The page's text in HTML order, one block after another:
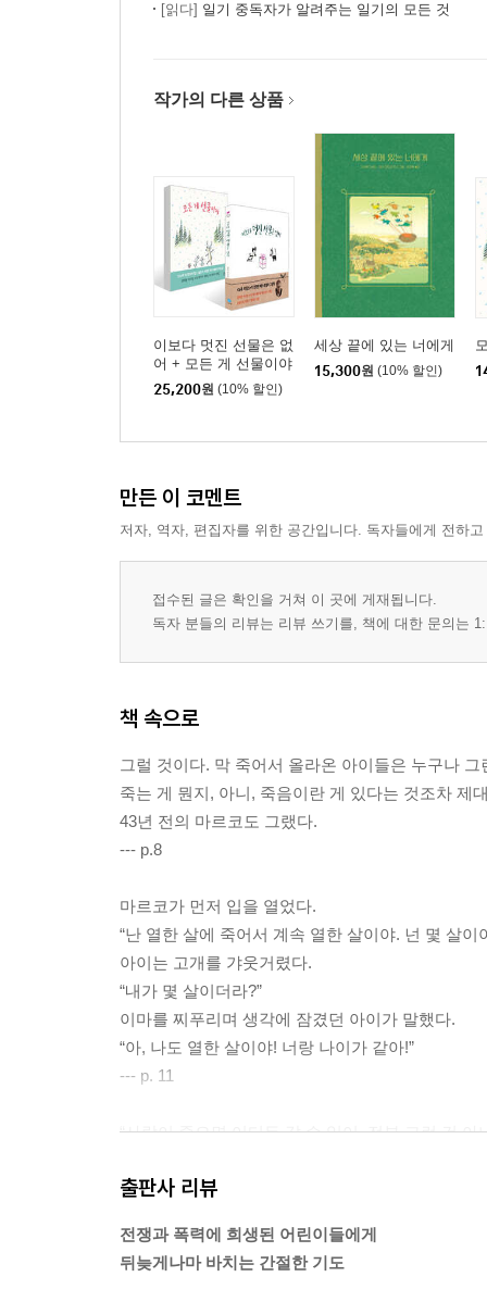
[읽다] 일기 중독자가 알려주는 일기의 모든 것
작가의 다른 상품
이보다 멋진 선물은 없
어 + 모든 게 선물이야
세트
25,200원 (10% 할인)
세상 끝에 있는 너에게
15,300원 (10% 할인)
만든 이 코멘트
저자, 역자, 편집자를 위한 공간입니다. 독자들에게 전하
접수된 글은 확인을 거쳐 이 곳에 게재됩니다.
독자 분들의 리뷰는 리뷰 쓰기를, 책에 대한 문의는
책 속으로
그럴 것이다. 막 죽어서 올라온 아이들은 누구나 그
죽는 게 뭔지, 아니, 죽음이란 게 있다는 것조차 제
43년 전의 마르코도 그랬다.
--- p.8
마르코가 먼저 입을 열었다.
“난 열한 살에 죽어서 계속 열한 살이야. 넌 몇 살이
아이는 고개를 갸웃거렸다.
“내가 몇 살이더라?”
이마를 찌푸리며 생각에 잠겼던 아이가 말했다.
“아, 나도 열한 살이야! 너랑 나이가 같아!”
--- p. 11
“사람이 죽으면 어디든 갈 수 있어. 전부 그런 건
“우리는 너무 조금 살았으니까 더 살아 보라고 그
“마르코야, 이렇게 누워 있으니 조금씩 생각이 나네.
출판사 리뷰
전쟁과 폭력에 희생된 어린이들에게
뒤늦게나마 바치는 간절한 기도